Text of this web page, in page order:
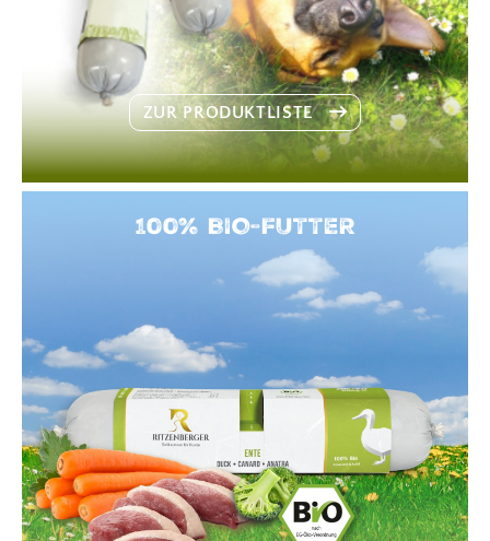
ZUR PRODUKTLISTE
100% BIO-FUTTER